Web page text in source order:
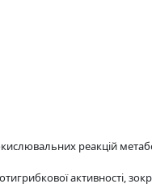
реакцій
активності,